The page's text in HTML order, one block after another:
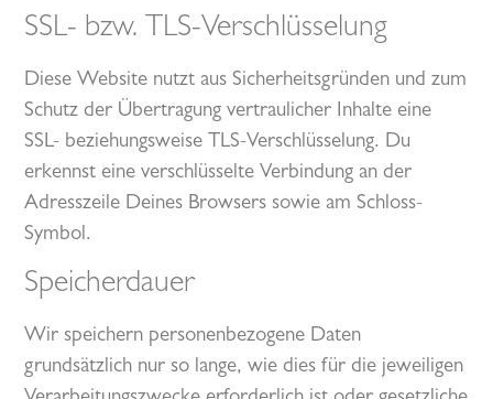
SSL- bzw. TLS-Verschlüsselung
Diese Website nutzt aus Sicherheitsgründen und zum
Schutz der Übertragung vertraulicher Inhalte eine
SSL- beziehungsweise TLS-Verschlüsselung. Du
erkennst eine verschlüsselte Verbindung an der
Adresszeile Deines Browsers sowie am Schloss-
Symbol.
Speicherdauer
Wir speichern personenbezogene Daten
grundsätzlich nur so lange, wie dies für die jeweiligen